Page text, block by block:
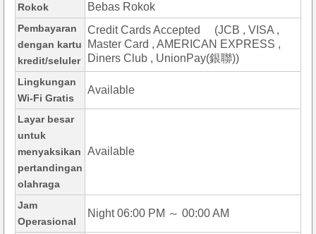
Rokok Bebas Rokok
Pembayaran
dengan kartu
kredit/seluler
Credit Cards Accepted (JCB , VISA ,
Master Card , AMERICAN EXPRESS ,
Diners Club , UnionPay(銀聯))
Lingkungan
Wi-Fi Gratis
Available
Layar besar
untuk
menyaksikan
pertandingan
olahraga
Available
Jam
Operasional
Night 06:00 PM ～ 00:00 AM